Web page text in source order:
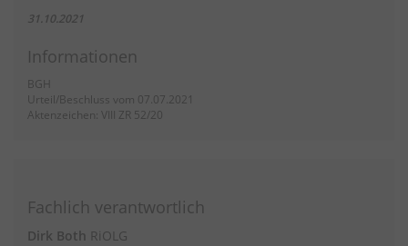
31.10.2021
Informationen
BGH
Urteil/Beschluss vom 07.07.2021
Aktenzeichen: VIII ZR 52/20
Fachlich verantwortlich
Dirk Both RiOLG